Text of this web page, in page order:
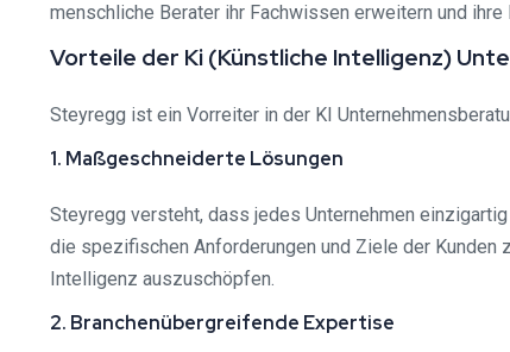
menschliche Berater ihr Fachwissen erweitern und
Vorteile der Ki (Künstliche Intelligenz)
Steyregg ist ein Vorreiter in der KI
1. Maßgeschneiderte Lösungen
Steyregg versteht, dass jedes Unternehmen
die spezifischen Anforderungen und Ziele der
Intelligenz auszuschöpfen.
2. Branchenübergreifende Expertise